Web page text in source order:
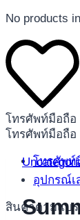
โทรศัพท์มือถือ
โทรศัพท์มือถือ
โทรศัพท์
อุปกรณ์เ
สินค้าตามแบ
No products